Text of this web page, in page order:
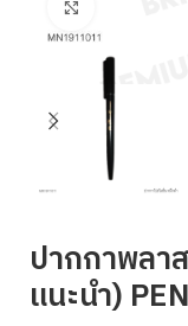
ปากกาพลา
แนะนำ)